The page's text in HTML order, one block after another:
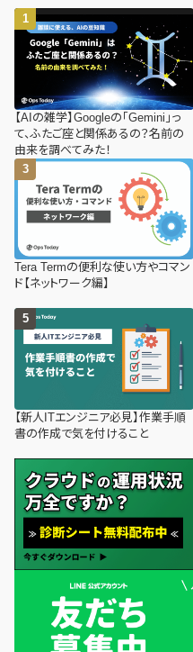
【AIの雑学】Googleの「Gemini」っ
て、ふたご座と関係あるの？名前の
由来を調べてみた！
Tera Termの便利な使い方やコマン
ド【ネットワーク編】
【新人ITエンジニア必見】作業手順
書の作成で気を付けること